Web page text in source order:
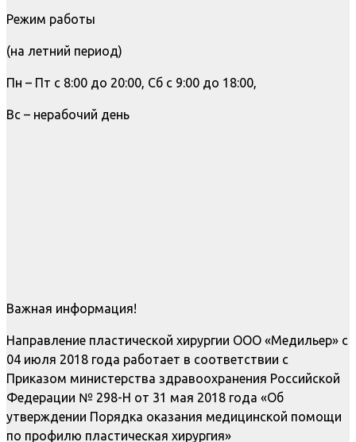
Режим работы
(на летний период)
Пн – Пт с 8:00 до 20:00, Сб с 9:00 до 18:00,
Вс – нерабочий день
Важная информация!
Направление пластической хирургии ООО «Медильер» с
04 июля 2018 года работает в соответствии с
Приказом министерства здравоохранения Российской
Федерации № 298-Н от 31 мая 2018 года «Об
утверждении Порядка оказания медицинской помощи
по профилю пластическая хирургия»